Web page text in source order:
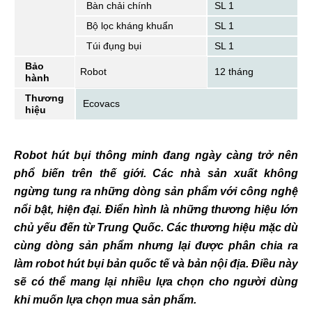
Bàn chải chính
SL 1
Bộ lọc kháng khuẩn
SL 1
Túi đụng bụi
SL 1
Bảo
hành
Robot 12 tháng
Thương
hiệu
Ecovacs
Robot hút bụi thông minh đang ngày càng trở nên
phổ biến trên thế giới. Các nhà sản xuất không
ngừng tung ra những dòng sản phẩm với công nghệ
nổi bật, hiện đại. Điển hình là những thương hiệu lớn
chủ yếu đến từ Trung Quốc. Các thương hiệu mặc dù
cùng dòng sản phẩm nhưng lại được phân chia ra
làm robot hút bụi bản quốc tế và bản nội địa. Điều này
sẽ có thể mang lại nhiều lựa chọn cho người dùng
khi muốn lựa chọn mua sản phẩm.